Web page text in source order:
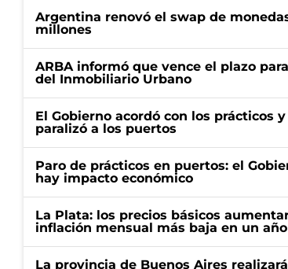
Argentina renovó el swap de
millones
ARBA informó que vence el plazo
del Inmobiliario Urbano
El Gobierno acordó con los prácticos
paralizó a los puertos
Paro de prácticos en puertos: el
hay impacto económico
La Plata: los precios básicos
inflación mensual más baja en un año
La provincia de Buenos Aires